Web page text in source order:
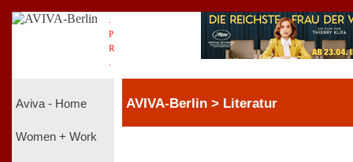
P
R
Aviva - Home
Women + Work
AVIVA-Berlin > Literatur